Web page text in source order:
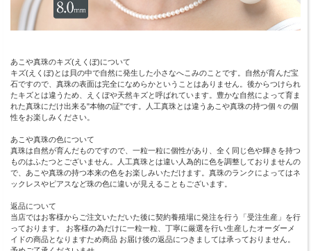
あこや真珠のキズ(えくぼ)について
キズ(えくぼ)とは貝の中で自然に発生した小さなへこみのことです。自然が育んだ宝
石ですので、真珠の表面は完全になめらかということはありません。後からつけられ
たキズとは違うため、えくぼや天然キズと呼ばれています。豊かな自然によって育ま
れた真珠にだけ出来る"本物の証"です。人工真珠とは違うあこや真珠の持つ個々の個
性をお楽しみください。
あこや真珠の色について
真珠は自然が育んだものですので、一粒一粒に個性があり、全く同じ色や輝きを持つ
ものはふたつとございません。人工真珠とは違い人為的に色を調整しておりませんの
で、あこや真珠の持つ本来の色をお楽しみいただけます。真珠のランクによってはネ
ックレスやピアスなど珠の色に違いが見えることもございます。
返品について
当店ではお客様からご注文いただいた後に契約養殖場に発注を行う「受注生産」を行
っております。 お客様の為だけに一粒一粒、丁寧に厳選を行い生産したオーダーメ
イドの商品となりますため商品 お届け後の返品につきましては承っておりません。